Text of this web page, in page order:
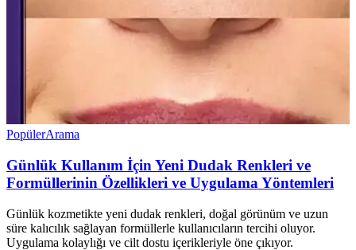
PopülerArama
Günlük Kullanım İçin Yeni Dudak Renkleri ve
Formüllerinin Özellikleri ve Uygulama Yöntemleri
Günlük kozmetikte yeni dudak renkleri, doğal görünüm ve uzun
süre kalıcılık sağlayan formüllerle kullanıcıların tercihi oluyor.
Uygulama kolaylığı ve cilt dostu içerikleriyle öne çıkıyor.